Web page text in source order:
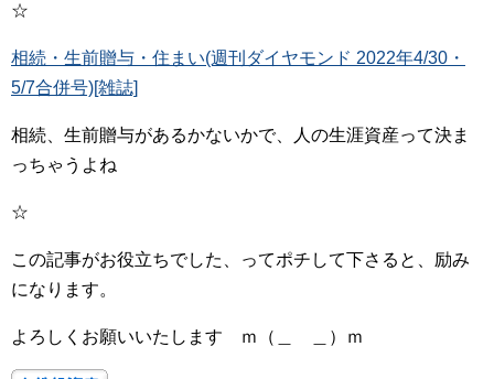
☆
相続・生前贈与・住まい(週刊ダイヤモンド 2022年4/30・
5/7合併号)[雑誌]
相続、生前贈与があるかないかで、人の生涯資産って決ま
っちゃうよね
☆
この記事がお役立ちでした、ってポチして下さると、励み
になります。
よろしくお願いいたします ｍ（＿ ＿）ｍ